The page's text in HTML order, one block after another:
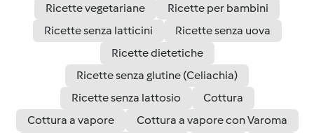
Ricette vegetariane
Ricette per bambini
Ricette senza latticini
Ricette senza uova
Ricette dietetiche
Ricette senza glutine (Celiachia)
Ricette senza lattosio
Cottura
Cottura a vapore
Cottura a vapore con Varoma